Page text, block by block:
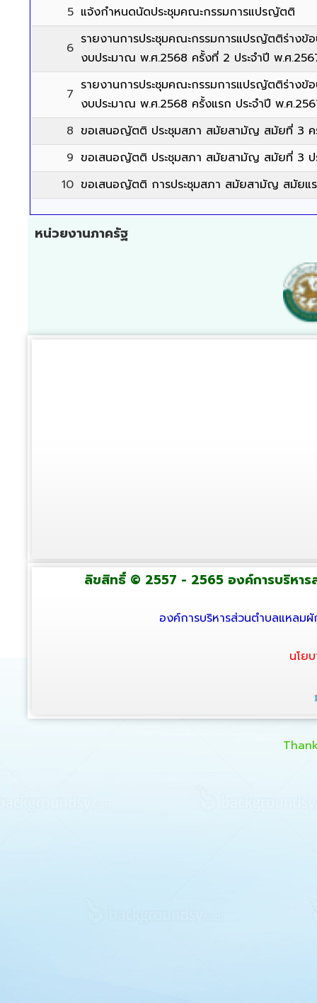
5 แจ้งกำหนดนัดประชุมคณะกรรมการแปรญัตติ
6
รายงานการประชุมคณะกรรมการแปรญัตติร่าง
งบประมาณ พ.ศ.2568 ครั้งที่ 2 ประจำปี พ.ศ
7
รายงานการประชุมคณะกรรมการแปรญัตติร่าง
งบประมาณ พ.ศ.2568 ครั้งแรก ประจำปี พ.ศ
8 ขอเสนอญัตติ ประชุมสภา สมัยสามัญ สมัยที่ 3 ค
9 ขอเสนอญัตติ ประชุมสภา สมัยสามัญ สมัยที่ 3 ป
10 ขอเสนอญัตติ การประชุมสภา สมัยสามัญ สมัยแ
หน่วยงานภาครัฐ
ลิขสิทธิ์ © 2557 - 2565 องค์การบริหา
องค์การบริหารส่วนตำบลแหลม
นโย